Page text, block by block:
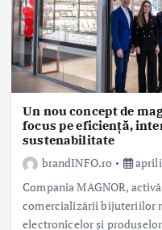
Un nou concept de
focus pe eficiență,
sustenabilitate
brandINFO.ro
Compania MAGNOR,
comercializării bijuteriilor
electronicelor și